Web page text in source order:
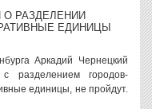
РАЗДЕЛЕНИИ
ЕДИНИЦЫ
Аркадий Чернецкий
разделением городов-
единицы, не пройдут.